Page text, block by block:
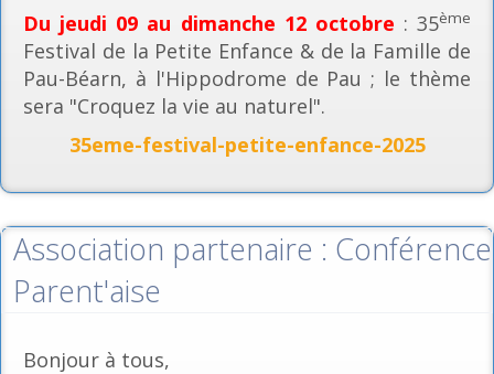
Du jeudi 09 au dimanche 12 octobre : 35ème
Festival de la Petite Enfance & de la Famille de
Pau-Béarn, à l'Hippodrome de Pau ; le thème
sera "Croquez la vie au naturel".
35eme-festival-petite-enfance-2025
Association partenaire : Conférence
Parent'aise
Bonjour à tous,